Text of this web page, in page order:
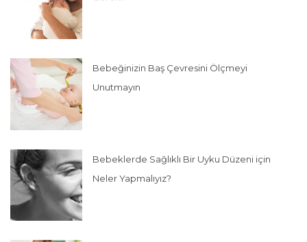
Bebeğinizin Baş Çevresini Ölçmeyi
Unutmayın
Bebeklerde Sağlıklı Bir Uyku Düzeni için
Neler Yapmalıyız?